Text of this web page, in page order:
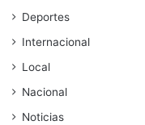
Deportes
Internacional
Local
Nacional
Noticias